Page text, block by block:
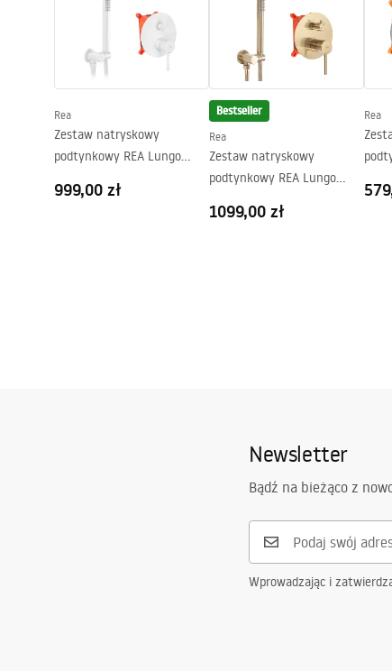
24
Powłoka Easy Clean
Tak, po
Instrukcja montażu
Instrukcja_monta__u___cianki_He
Rea
Zestaw natryskowy
podtynkowy REA Lungo
999,00 zł
Bestseller
Rea
Zestaw natryskowy
podtynkowy REA Lungo
1099,00 zł
Rea
Newsletter
Bądź na bieżąco z
Wprowadzając i